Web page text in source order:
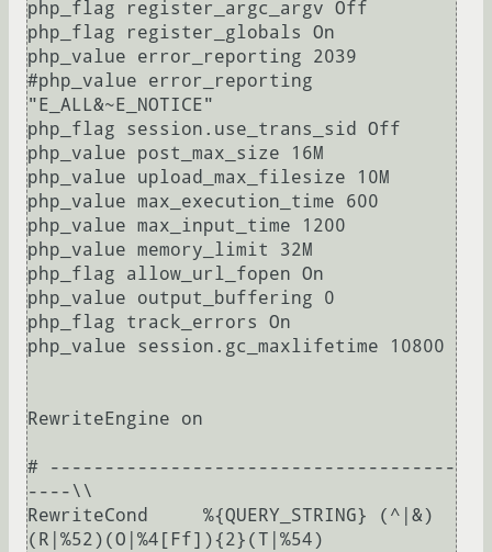
php_flag register_argc_argv Off
php_flag register_globals On
php_value error_reporting 2039
#php_value error_reporting
"E_ALL&~E_NOTICE"
php_flag session.use_trans_sid Off
php_value post_max_size 16M
php_value upload_max_filesize 10M
php_value max_execution_time 600
php_value max_input_time 1200
php_value memory_limit 32M
php_flag allow_url_fopen On
php_value output_buffering 0
php_flag track_errors On
php_value session.gc_maxlifetime 10800
RewriteEngine on
# -------------------------------------
----\\
RewriteCond	%{QUERY_STRING}	(^|&)
(R|%52)(O|%4[Ff]){2}(T|%54)